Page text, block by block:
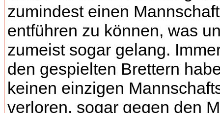
zumindest einen
entführen zu können, was
zumeist sogar gelang.
den gespielten Brettern
keinen einzigen
verloren, sogar gegen den